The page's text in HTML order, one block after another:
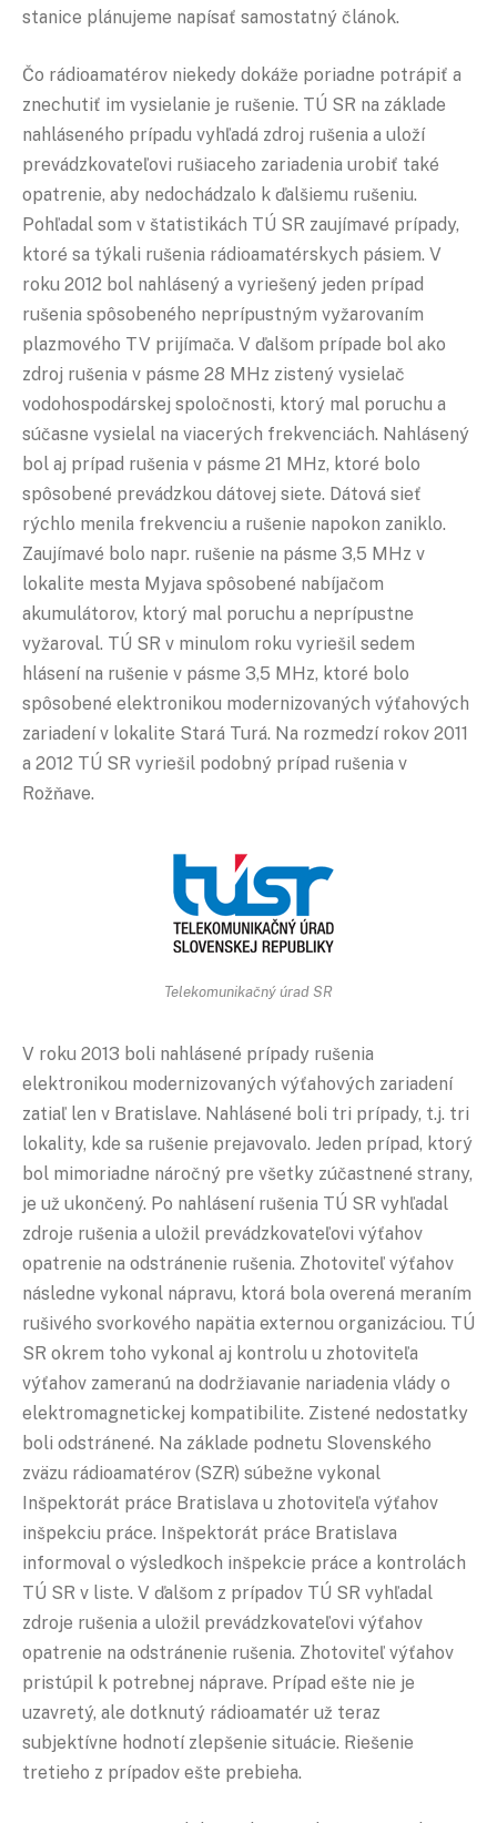
stanice plánujeme napísať samostatný článok.
Čo rádioamatérov niekedy dokáže poriadne potrápiť a
znechutiť im vysielanie je rušenie. TÚ SR na základe
nahláseného prípadu vyhľadá zdroj rušenia a uloží
prevádzkovateľovi rušiaceho zariadenia urobiť také
opatrenie, aby nedochádzalo k ďalšiemu rušeniu.
Pohľadal som v štatistikách TÚ SR zaujímavé prípady,
ktoré sa týkali rušenia rádioamatérskych pásiem. V
roku 2012 bol nahlásený a vyriešený jeden prípad
rušenia spôsobeného neprípustným vyžarovaním
plazmového TV prijímača. V ďalšom prípade bol ako
zdroj rušenia v pásme 28 MHz zistený vysielač
vodohospodárskej spoločnosti, ktorý mal poruchu a
súčasne vysielal na viacerých frekvenciách. Nahlásený
bol aj prípad rušenia v pásme 21 MHz, ktoré bolo
spôsobené prevádzkou dátovej siete. Dátová sieť
rýchlo menila frekvenciu a rušenie napokon zaniklo.
Zaujímavé bolo napr. rušenie na pásme 3,5 MHz v
lokalite mesta Myjava spôsobené nabíjačom
akumulátorov, ktorý mal poruchu a neprípustne
vyžaroval. TÚ SR v minulom roku vyriešil sedem
hlásení na rušenie v pásme 3,5 MHz, ktoré bolo
spôsobené elektronikou modernizovaných výťahových
zariadení v lokalite Stará Turá. Na rozmedzí rokov 2011
a 2012 TÚ SR vyriešil podobný prípad rušenia v
Rožňave.
Telekomunikačný úrad SR
V roku 2013 boli nahlásené prípady rušenia
elektronikou modernizovaných výťahových zariadení
zatiaľ len v Bratislave. Nahlásené boli tri prípady, t.j. tri
lokality, kde sa rušenie prejavovalo. Jeden prípad, ktorý
bol mimoriadne náročný pre všetky zúčastnené strany,
je už ukončený. Po nahlásení rušenia TÚ SR vyhľadal
zdroje rušenia a uložil prevádzkovateľovi výťahov
opatrenie na odstránenie rušenia. Zhotoviteľ výťahov
následne vykonal nápravu, ktorá bola overená meraním
rušivého svorkového napätia externou organizáciou. TÚ
SR okrem toho vykonal aj kontrolu u zhotoviteľa
výťahov zameranú na dodržiavanie nariadenia vlády o
elektromagnetickej kompatibilite. Zistené nedostatky
boli odstránené. Na základe podnetu Slovenského
zväzu rádioamatérov (SZR) súbežne vykonal
Inšpektorát práce Bratislava u zhotoviteľa výťahov
inšpekciu práce. Inšpektorát práce Bratislava
informoval o výsledkoch inšpekcie práce a kontrolách
TÚ SR v liste. V ďalšom z prípadov TÚ SR vyhľadal
zdroje rušenia a uložil prevádzkovateľovi výťahov
opatrenie na odstránenie rušenia. Zhotoviteľ výťahov
pristúpil k potrebnej náprave. Prípad ešte nie je
uzavretý, ale dotknutý rádioamatér už teraz
subjektívne hodnotí zlepšenie situácie. Riešenie
tretieho z prípadov ešte prebieha.